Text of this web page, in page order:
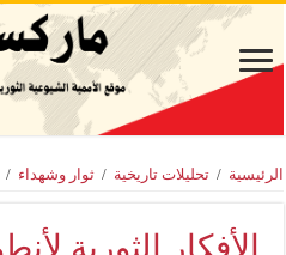
الرئيسية / تحليلات تاريخية / ثوار وشهداء /
الأفكار الثورية